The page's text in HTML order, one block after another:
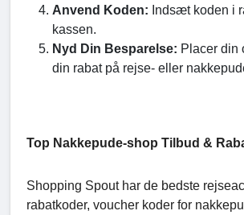
Anvend Koden: Indsæt koden i
kassen.
Nyd Din Besparelse: Placer din
din rabat på rejse- eller
Top Nakkepude-shop Tilbud &
Shopping Spout har de bedste
rabatkoder, voucher koder for